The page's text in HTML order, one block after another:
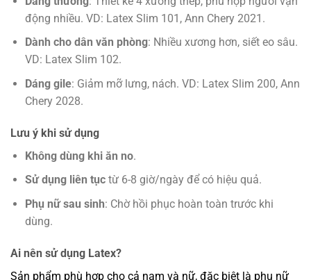
động nhiều. VD: Latex Slim 101, Ann Chery 2021.
Dành cho dân văn phòng: Nhiều xương hơn, siết eo sâu.
VD: Latex Slim 102.
Dáng gile: Giảm mỡ lưng, nách. VD: Latex Slim 200, Ann
Chery 2028.
Lưu ý khi sử dụng
Không dùng khi ăn no.
Sử dụng liên tụctừ 6-8 giờ/ngày để có hiệu quả.
Phụ nữ sau sinh: Chờ hồi phục hoàn toàn trước khi
dùng.
Ai nên sử dụng Latex?
Sản phẩm phù hợp cho cả nam và nữ, đặc biệt là phụ nữ